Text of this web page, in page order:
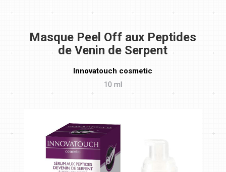
Masque Peel Off aux Peptides
de Venin de Serpent
Innovatouch cosmetic
10 ml